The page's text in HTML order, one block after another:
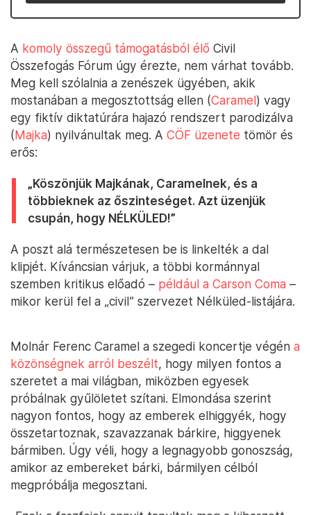
A komoly összegű támogatásból élő Civil
Összefogás Fórum úgy érezte, nem várhat tovább.
Meg kell szólalnia a zenészek ügyében, akik
mostanában a megosztottság ellen (Caramel) vagy
egy fiktív diktatúrára hajazó rendszert parodizálva
(Majka) nyilvánultak meg. A CÖF üzenete tömör és
erős:
„Köszönjük Majkának, Caramelnek, és a
többieknek az őszinteséget. Azt üzenjük
csupán, hogy NÉLKÜLED!”
A poszt alá természetesen be is linkelték a dal
klipjét. Kíváncsian várjuk, a többi kormánnyal
szemben kritikus előadó – például a Carson Coma –
mikor kerül fel a „civil” szervezet Nélküled-listájára.
Molnár Ferenc Caramel a szegedi koncertje végén a
közönségnek arról beszélt, hogy milyen fontos a
szeretet a mai világban, miközben egyesek
próbálnak gyűlöletet szítani. Elmondása szerint
nagyon fontos, hogy az emberek elhiggyék, hogy
összetartoznak, szavazzanak bárkire, higgyenek
bármiben. Úgy véli, hogy a legnagyobb gonoszság,
amikor az embereket bárki, bármilyen célból
megpróbálja megosztani.